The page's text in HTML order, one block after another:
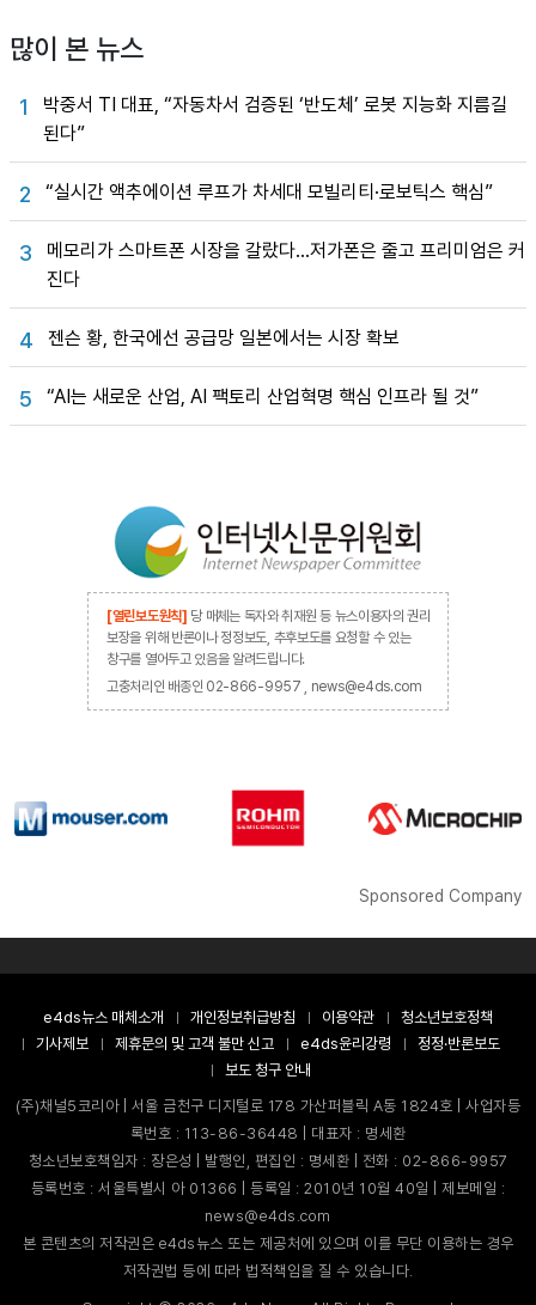
많이 본 뉴스
1
박중서 TI 대표, “자동차서 검증된 ‘반도체’ 로봇 지능화 지름길
된다”
2 “실시간 액추에이션 루프가 차세대 모빌리티·로보틱스 핵심”
3
메모리가 스마트폰 시장을 갈랐다…저가폰은 줄고 프리미엄은 커
진다
4 젠슨 황, 한국에선 공급망 일본에서는 시장 확보
5 “AI는 새로운 산업, AI 팩토리 산업혁명 핵심 인프라 될 것”
[열린보도원칙] 당 매체는 독자와 취재원 등 뉴스이용자의 권리
보장을 위해 반론이나 정정보도, 추후보도를 요청할 수 있는
창구를 열어두고 있음을 알려드립니다.
고충처리인 배종인 02-866-9957 , news@e4ds.com
Sponsored Company
e4ds뉴스 매체소개 개인정보취급방침 이용약관
청소년보호정책
기사제보
제휴문의 및 고객 불만 신고 e4ds윤리강령
정정·반론보도
보도 청구 안내
(주)채널5코리아 | 서울 금천구 디지털로 178 가산퍼블릭 A동 1824호 | 사업자등
록번호 : 113-86-36448 | 대표자 : 명세환
청소년보호책임자 : 장은성 | 발행인, 편집인 : 명세환 | 전화 : 02-866-9957
등록번호 : 서울특별시 아 01366 | 등록일 : 2010년 10월 40일 | 제보메일 :
news@e4ds.com
본 콘텐츠의 저작권은 e4ds뉴스 또는 제공처에 있으며 이를 무단 이용하는 경우
저작권법 등에 따라 법적책임을 질 수 있습니다.